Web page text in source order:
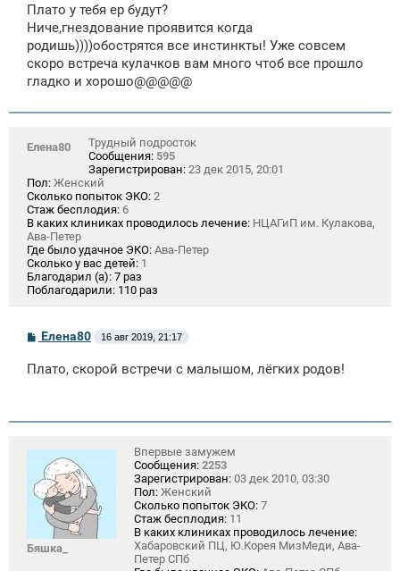
б
щ
н
и
Плато у тебя ер будут?
Ниче,гнездование проявится когда
родишь))))обострятся все инстинкты! Уже совсем
скоро встреча кулачков вам много чтоб все прошло
гладко и хорошо@@@@@
Елена80
Трудный подросток
Сообщения: 595
Зарегистрирован: 23 дек 2015, 20:01
Пол: Женский
Сколько попыток ЭКО: 2
Стаж бесплодия: 6
В каких клиниках проводилось лечение: НЦАГиП им. Кулакова,
Ава-Петер
Где было удачное ЭКО: Ава-Петер
Сколько у вас детей: 1
Благодарил (а): 7 раз
Поблагодарили: 110 раз
С
о
б
и
Елена80 16 авг 2019, 21:17
Плато, скорой встречи с малышом, лёгких родов!
Бяшка_
Впервые замужем
Сообщения: 2253
Зарегистрирован: 03 дек 2010, 03:30
Пол: Женский
Сколько попыток ЭКО: 7
Стаж бесплодия: 11
В каких клиниках проводилось лечение:
Хабаровский ПЦ, Ю.Корея МизМеди, Ава-
Петер СПб